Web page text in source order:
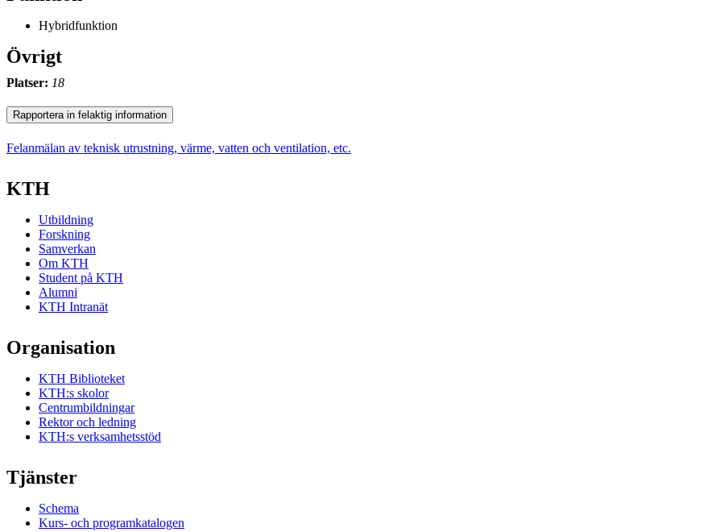
Hybridfunktion
Övrigt
Platser: 18
Rapportera in felaktig information
Felanmälan av teknisk utrustning, värme, vatten och ventilation, etc.
KTH
Utbildning
Forskning
Samverkan
Om KTH
Student på KTH
Alumni
KTH Intranät
Organisation
KTH Biblioteket
KTH:s skolor
Centrumbildningar
Rektor och ledning
KTH:s verksamhetsstöd
Tjänster
Schema
Kurs- och programkatalogen